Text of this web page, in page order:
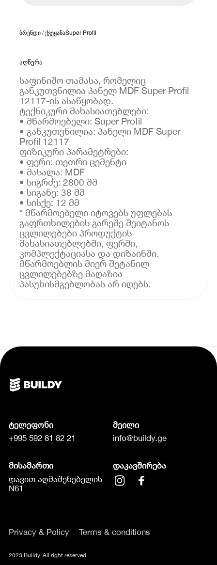
ბრენდი / ქვეყანაSuper Profil
აღწერა
საფინიშო თამასა, რომელიც
განკუთვნილია პანელ MDF Super Profil
12117-ის ასაწყობად.
ტექნიკური მახასიათებლები:
• მწარმოებელი: Super Profil
• განკუთვნილია: პანელი MDF Super
Profil 12117
ფიზიკური პარამეტრები:
• ფერი: თეთრი ცემენტი
• მასალა: MDF
• სიგრძე: 2800 მმ
• სიგანე: 38 მმ
• სისქე: 12 მმ
* მწარმოებელი იტოვებს უფლებას
გაფრთხილების გარეშე შეიტანოს
ცვლილებები პროდუქტის
მახასიათებლებში, ფერში,
კომპლექტაციასა და დიზაინში.
მწარმოებლის მიერ შეტანილ
ცვლილებებზე მაღაზია
პასუხისმგებლობას არ იღებს.
ტელეფონი
+995 592 81 82 21
მეილი
info@buildy.ge
მისამართი
დავით აღმაშენებელის
N61
დაკავშირება
Privacy & Policy Terms & conditions
2023 Buildy. All right reserved